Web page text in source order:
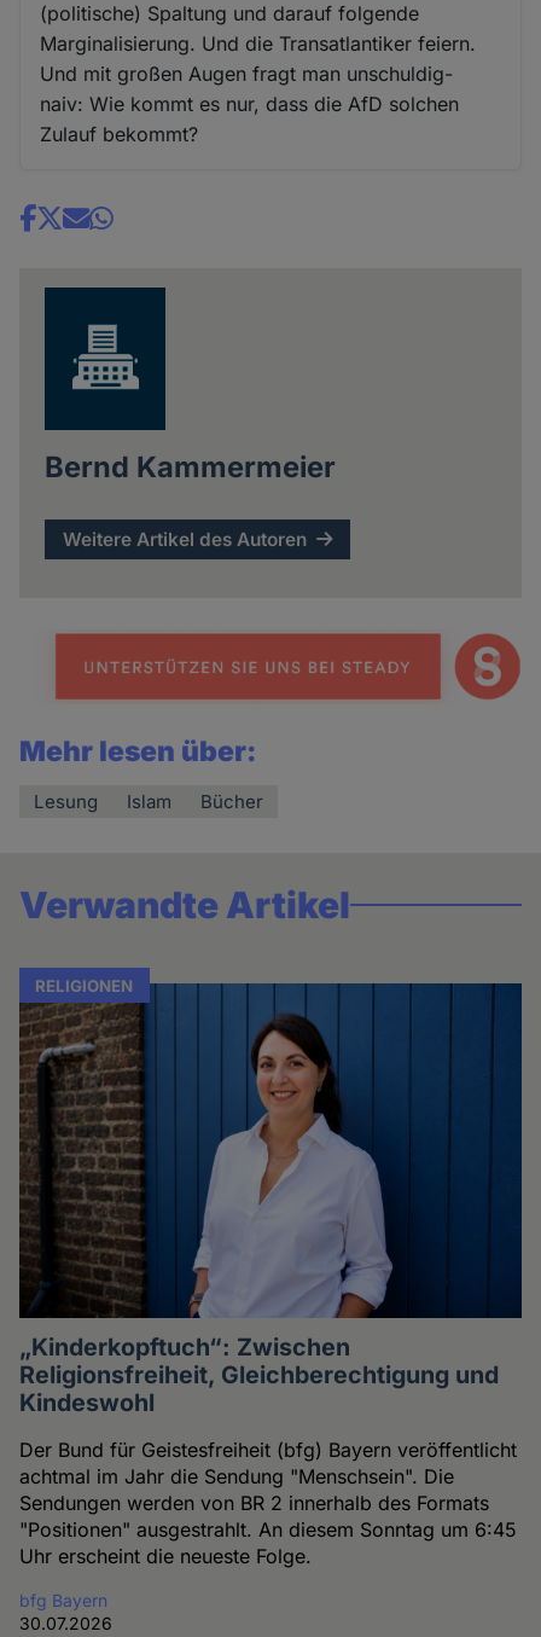
(politische) Spaltung und darauf folgende
Marginalisierung. Und die Transatlantiker feiern.
Und mit großen Augen fragt man unschuldig-
naiv: Wie kommt es nur, dass die AfD solchen
Zulauf bekommt?
Share
Bernd Kammermeier
Weitere Artikel des Autoren
Mehr lesen über:
Lesung Islam Bücher
Verwandte Artikel
RELIGIONEN
„Kinderkopftuch“: Zwischen
Religionsfreiheit, Gleichberechtigung und
Kindeswohl
Der Bund für Geistesfreiheit (bfg) Bayern veröffentlicht
achtmal im Jahr die Sendung "Menschsein". Die
Sendungen werden von BR 2 innerhalb des Formats
"Positionen" ausgestrahlt. An diesem Sonntag um 6:45
Uhr erscheint die neueste Folge.
bfg Bayern
30.07.2026